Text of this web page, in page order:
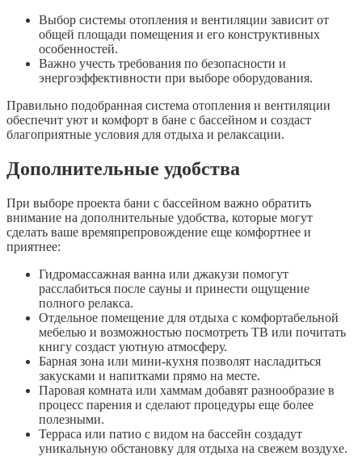
Выбор системы отопления и вентиляции зависит от
общей площади помещения и его конструктивных
особенностей.
Важно учесть требования по безопасности и
энергоэффективности при выборе оборудования.
Правильно подобранная система отопления и вентиляции
обеспечит уют и комфорт в бане с бассейном и создаст
благоприятные условия для отдыха и релаксации.
Дополнительные удобства
При выборе проекта бани с бассейном важно обратить
внимание на дополнительные удобства, которые могут
сделать ваше времяпрепровождение еще комфортнее и
приятнее:
Гидромассажная ванна или джакузи помогут
расслабиться после сауны и принести ощущение
полного релакса.
Отдельное помещение для отдыха с комфортабельной
мебелью и возможностью посмотреть ТВ или почитать
книгу создаст уютную атмосферу.
Барная зона или мини-кухня позволят насладиться
закусками и напитками прямо на месте.
Паровая комната или хаммам добавят разнообразие в
процесс парения и сделают процедуры еще более
полезными.
Терраса или патио с видом на бассейн создадут
уникальную обстановку для отдыха на свежем воздухе.